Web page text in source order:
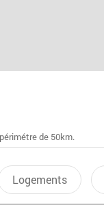
de 50km.
Logements